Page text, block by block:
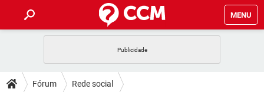
MENU
CELULAR
DICAS
Fórum Rede social